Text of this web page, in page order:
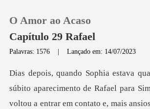
O Amor ao Acaso
Capítulo 29 Rafael
Palavras: 1576 |Lançado em: 14/07/2023
voltou a entrar em contato e, mais